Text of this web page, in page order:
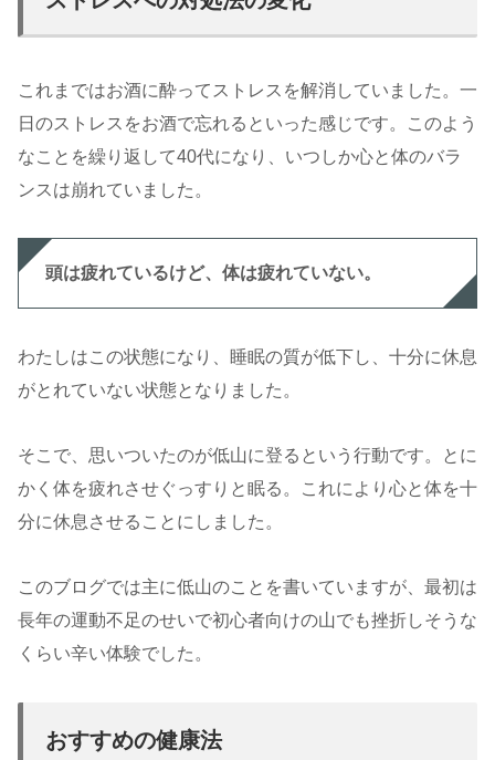
これまではお酒に酔ってストレスを解消していました。一
日のストレスをお酒で忘れるといった感じです。このよう
なことを繰り返して40代になり、いつしか心と体のバラ
ンスは崩れていました。
頭は疲れているけど、体は疲れていない。
わたしはこの状態になり、睡眠の質が低下し、十分に休息
がとれていない状態となりました。
そこで、思いついたのが低山に登るという行動です。とに
かく体を疲れさせぐっすりと眠る。これにより心と体を十
分に休息させることにしました。
このブログでは主に低山のことを書いていますが、最初は
長年の運動不足のせいで初心者向けの山でも挫折しそうな
くらい辛い体験でした。
おすすめの健康法